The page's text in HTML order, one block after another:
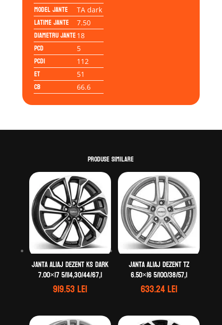
Model jante TA dark
Latime jante 7.50
Diametru jante18
PCD 5
PCD1 112
ET 51
CB 66.6
Produse similare
Janta aliaj DEZENT KS dark
7.00×17 5/114,30/44/67,1
919.53lei
Janta aliaj DEZENT TZ
6.50×16 5/100/38/57,1
633.24lei